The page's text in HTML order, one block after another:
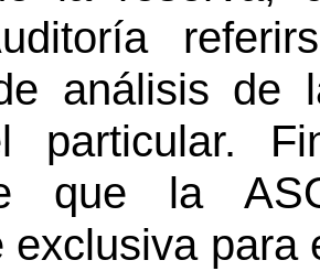
análisis de
particular.
que la
exclusiva para